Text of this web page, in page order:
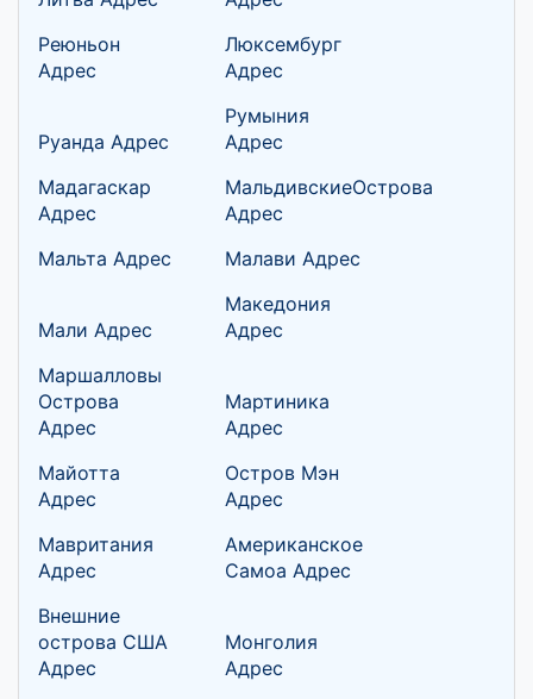
Реюньон
Адрес
Люксембург
Адрес
Руанда Адрес
Румыния
Адрес
Мадагаскар
Адрес
МальдивскиеОстрова
Адрес
Мальта Адрес
Малави Адрес
Мали Адрес
Македония
Адрес
Маршалловы
Острова
Адрес
Мартиника
Адрес
Майотта
Адрес
Остров Мэн
Адрес
Мавритания
Адрес
Американское
Самоа Адрес
Внешние
острова США
Адрес
Монголия
Адрес